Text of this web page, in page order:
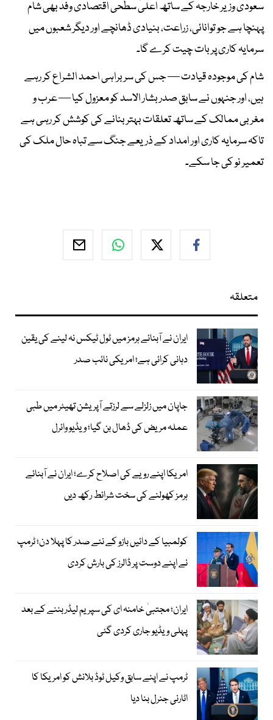
سعودی وزیر خارجہ کے ساتھ اعلیٰ سطحی اقتصادی وفد بھی شام
پہنچا ہے جو توانائی، زراعت، بنیادی ڈھانچے اور دیگر شعبوں میں
سرمایہ کاری پر بات چیت کرے گا۔
شام کی موجودہ قیادت — جس کی سربراہی احمد الشراع کر رہے
ہیں، اور جنہوں نے سابق صدر بشار الاسد کو معزول کیا — عرب و
مغربی ممالک کے ساتھ تعلقات بہتر بنانے کی کوشش کر رہی ہے
تاکہ سرمایہ کاری اور امداد کے ذریعے جنگ سے تباہ حال ملک کی
تعمیر نو کی جا سکے۔
متعلقہ
ایران نے آبنائے ہرمز میں ٹول ٹیکس نہ لینے کی یقین
دہانی کرائی ہے؛ امریکی نائب صدر
جاپان میں زلزلے سے لرزتے آپریشن تھیٹر میں طبی
عملہ مریض کی ڈھال بن گیا؛ ویڈیو وائرل
امریکا اپنے رویے کی اصلاح کرے؛ ایران نے آبنائے
ہرمز کھولنے کی سخت شرائط رکھ دیں
کولمبیا کے دائیں بازو کے نئے صدر کا پہلا دن؛ ٹرمپ
نے اپنے دوست پر ڈالرز کی بارش کردی
ایران؛ مجتبیٰ خامنہ ای کی سپریم لیڈر بننے کے بعد
پہلی ویڈیو جاری کردی گئی
ٹرمپ نے اپنے سابق وکیل ٹوڈ بلانش کو امریکا کا
اٹارنی جنرل بنا دیا